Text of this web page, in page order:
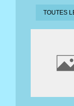
TOUTES